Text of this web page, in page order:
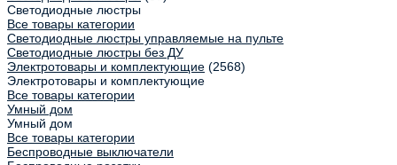
Светодиодные люстры
Все товары категории
Светодиодные люстры управляемые на пульте
Светодиодные люстры без ДУ
Электротовары и комплектующие (2568)
Электротовары и комплектующие
Все товары категории
Умный дом
Умный дом
Все товары категории
Беспроводные выключатели